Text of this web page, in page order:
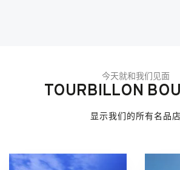
今天就和我们见面
TOURBILLON
显示我们的所有名品店